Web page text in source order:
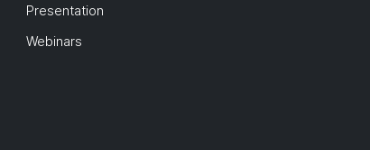
Presentation
Webinars